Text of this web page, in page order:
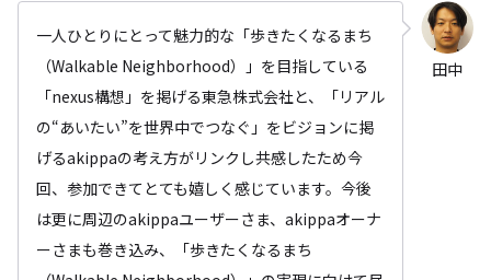
一人ひとりにとって魅力的な「歩きたくなるまち
（Walkable Neighborhood）」を目指している
「nexus構想」を掲げる東急株式会社と、「リアル
の“あいたい”を世界中でつなぐ」をビジョンに掲
げるakippaの考え方がリンクし共感したため今
回、参加できてとても嬉しく感じています。今後
は更に周辺のakippaユーザーさま、akippaオーナ
ーさまも巻き込み、「歩きたくなるまち
田中